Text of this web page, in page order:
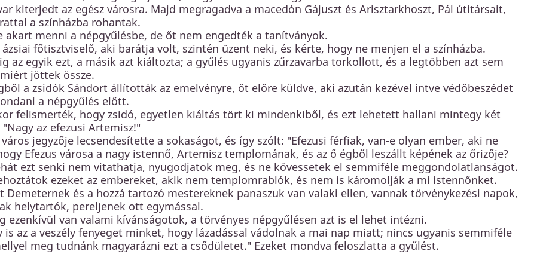
kiterjedt az egész városra. Majd megragadva a macedón Gájuszt és Arisztarkhoszt, Pál útitársait,
a színházba rohantak.
akart menni a népgyűlésbe, de őt nem engedték a tanítványok.
ázsiai főtisztviselő, aki barátja volt, szintén üzent neki, és kérte, hogy ne menjen el a színházba.
az egyik ezt, a másik azt kiáltozta; a gyűlés ugyanis zűrzavarba torkollott, és a legtöbben azt sem
jöttek össze.
a zsidók Sándort állították az emelvényre, őt előre küldve, aki azután kezével intve védőbeszédet
a népgyűlés előtt.
felismerték, hogy zsidó, egyetlen kiáltás tört ki mindenkiből, és ezt lehetett hallani mintegy két
az efezusi Artemisz!"
jegyzője lecsendesítette a sokaságot, és így szólt: "Efezusi férfiak, van-e olyan ember, aki ne
Efezus városa a nagy istennő, Artemisz templomának, és az ő égből leszállt képének az őrizője?
ezt senki nem vitathatja, nyugodjatok meg, és ne kövessetek el semmiféle meggondolatlanságot.
ezeket az embereket, akik nem templomrablók, és nem is káromolják a mi istennőnket.
Demeternek és a hozzá tartozó mestereknek panaszuk van valaki ellen, vannak törvénykezési napok,
helytartók, pereljenek ott egymással.
ezenkívül van valami kívánságotok, a törvényes népgyűlésen azt is el lehet intézni.
is az a veszély fenyeget minket, hogy lázadással vádolnak a mai nap miatt; nincs ugyanis semmiféle
meg tudnánk magyarázni ezt a csődületet." Ezeket mondva feloszlatta a gyűlést.